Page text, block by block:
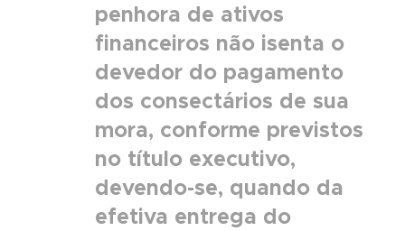
penhora de ativos
financeiros não isenta o
devedor do pagamento
dos consectários de sua
mora, conforme previstos
no título executivo,
devendo-se, quando da
efetiva entrega do